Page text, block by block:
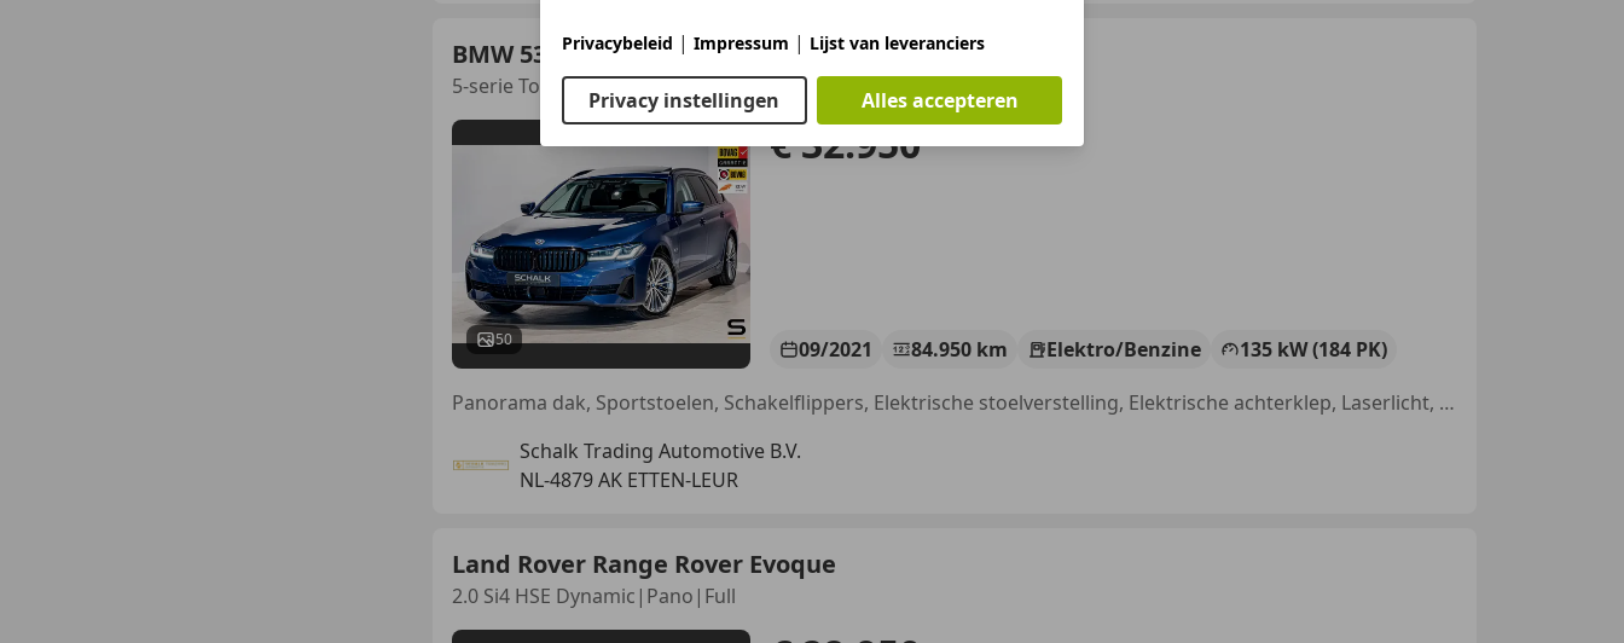
BMW 530
5-serie Touring 530e|Cam|Pano|Comfort|HUD|Acc+|Nap
50
€ 32.950
09/2021 84.950 km Elektro/Benzine
135 kW (184 PK)
Panorama dak, Sportstoelen, Schakelflippers, Elektrische stoelverstelling, Elektrische achterklep, Laserlicht, Grootlichtassistent, Geheel digitaal combi-instrument
Schalk Trading Automotive B.V.
NL-4879 AK ETTEN-LEUR
Land Rover Range Rover Evoque
2.0 Si4 HSE Dynamic|Pano|Full
Privacybeleid | Impressum | Lijst van leveranciers
Privacy instellingen Alles accepteren